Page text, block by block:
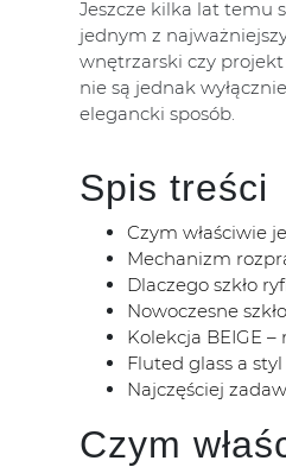
Jeszcze kilka lat temu
jednym z
wnętrzarski czy
nie są jednak
elegancki sposób.
Spis treści
Czym właściwie
Mechanizm
Dlaczego szkło
Nowoczesne
Kolekcja BEIGE
Fluted glass a
Najczęściej
Czym